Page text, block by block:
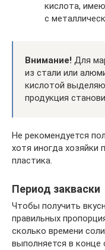
кислота,
с
Внимание! Для
из стали или
кислотой
продукция
Не рекомендуется
хотя иногда хозяйки
пластика.
Период закваски
Чтобы получить
правильных
сколько времени
выполняется в конце